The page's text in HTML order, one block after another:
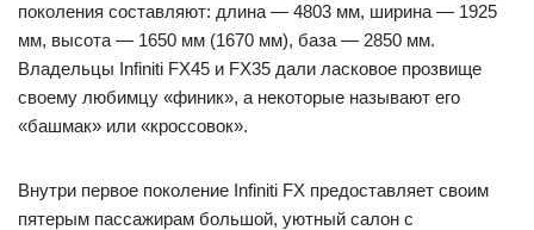
поколения составляют: длина — 4803 мм, ширина — 1925
мм, высота — 1650 мм (1670 мм), база — 2850 мм.
Владельцы Infiniti FX45 и FX35 дали ласковое прозвище
своему любимцу «финик», а некоторые называют его
«башмак» или «кроссовок».
Внутри первое поколение Infiniti FX предоставляет своим
пятерым пассажирам большой, уютный салон с